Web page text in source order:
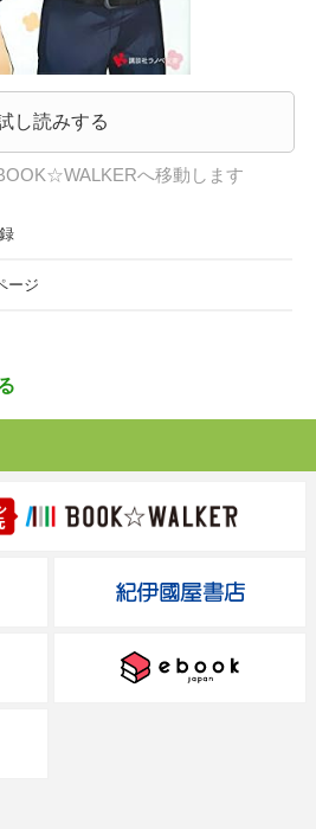
し読みする
へ移動します
ージ